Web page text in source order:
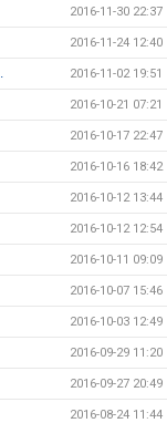
2016-11-30 22:37
2016-11-24 12:40
2016-11-02 19:51
2016-10-21 07:21
2016-10-17 22:47
2016-10-16 18:42
2016-10-12 13:44
2016-10-12 12:54
2016-10-11 09:09
2016-10-07 15:46
2016-10-03 12:49
2016-09-29 11:20
2016-09-27 20:49
2016-08-24 11:44